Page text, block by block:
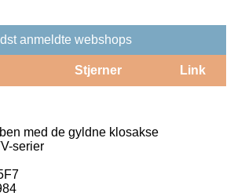
anmeldte webshops
Stjerner Link
med de gyldne klosakse
serier